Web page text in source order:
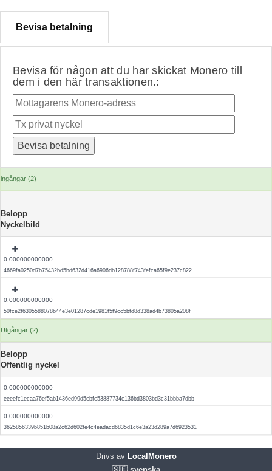
Bevisa betalning
Bevisa för någon att du har skickat Monero till
dem i den här transaktionen.:
ingångar (2)
Belopp
Nyckelbild
0.000000000000
4669fa0250d7b75432bd5bd632d416a6906db128788f743fefca65f9e237c822
0.000000000000
50fce2f6305588078b44e3e01287cde1981f5f9cc5bfd8d338ad4b73805a208f
Utgångar (2)
Belopp
Offentlig nyckel
0.000000000000
eeeefc1ecaa76ef5ab1436ed99d5cbfc53887734c136bd3803bd3c31bbba7dbb
0.000000000000
3625856339b851b08a2c62d602fe4c4eadacd6835d1c6e3a23d289a7d6923531
Drivs avLocalMonero